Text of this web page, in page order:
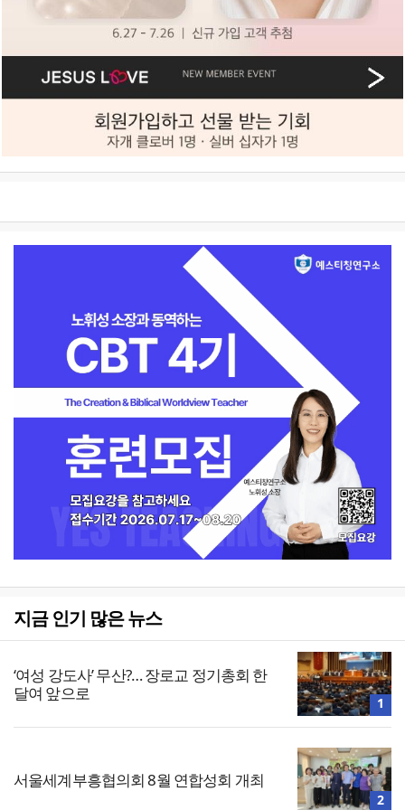
지금 인기 많은 뉴스
‘여성 강도사’ 무산?… 장로교 정기총회 한
달여 앞으로
1
서울세계부흥협의회 8월 연합성회 개최
2